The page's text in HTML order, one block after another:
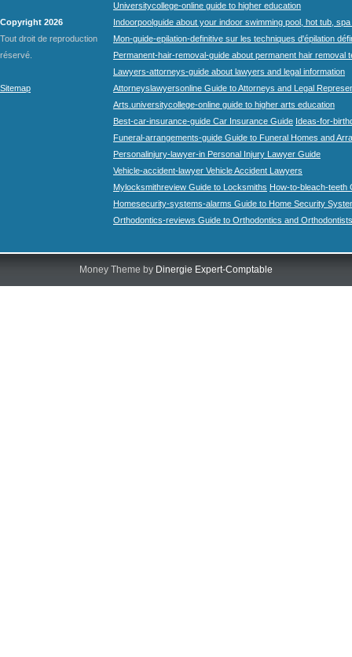
Copyright 2026
Tout droit de reproduction
réservé.
Sitemap
Universitycollege-online guide to higher education
Indoorpoolguide about your indoor swimming pool, hot tub,
Mon-guide-epilation-definitive sur les techniques d'épilation
Permanent-hair-removal-guide about permanent hair removal
Lawyers-attorneys-guide about lawyers and legal information
Attorneyslawyersonline Guide to Attorneys and Legal
Arts.universitycollege-online guide to higher arts education
Best-car-insurance-guide Car Insurance Guide Ideas-for-
Funeral-arrangements-guide Guide to Funeral Homes and
Personalinjury-lawyer-in Personal Injury Lawyer Guide
Vehicle-accident-lawyer Vehicle Accident Lawyers
Mylocksmithreview Guide to Locksmiths How-to-bleach-teeth
Homesecurity-systems-alarms Guide to Home Security
Orthodontics-reviews Guide to Orthodontics and Orthodontists
Money Theme by Dinergie Expert-Comptable